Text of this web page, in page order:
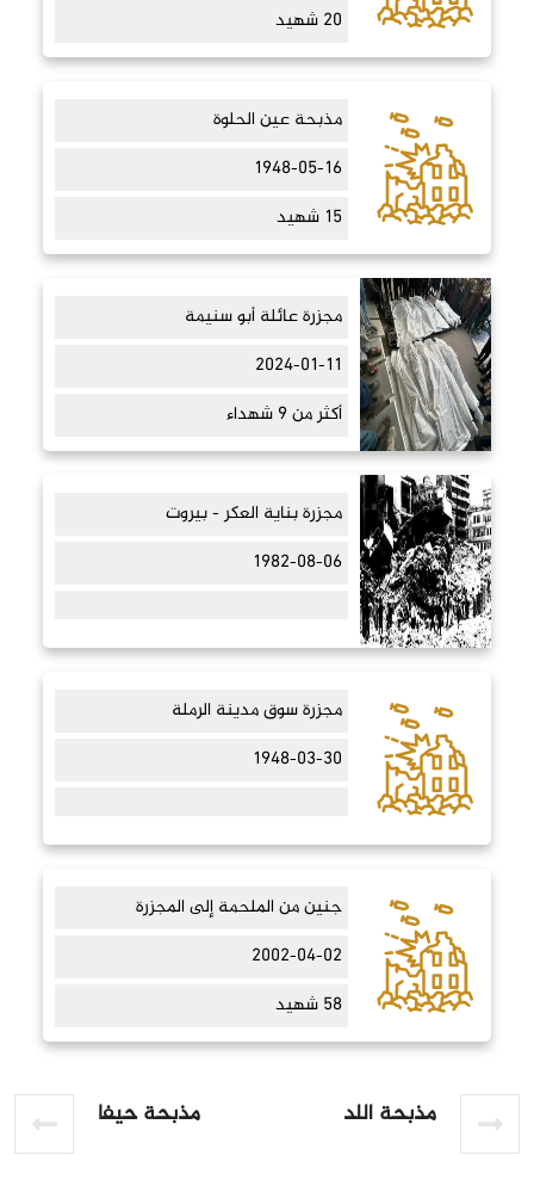
20 شهيد
مذبحة عين الحلوة
1948-05-16
15 شهيد
مجزرة عائلة أبو سنيمة
2024-01-11
أكثر من 9 شهداء
مجزرة بناية العكر - بيروت
1982-08-06
مجزرة سوق مدينة الرملة
1948-03-30
جنين من الملحمة إلى المجزرة
2002-04-02
58 شهيد
مذبحة اللد مذبحة حيفا